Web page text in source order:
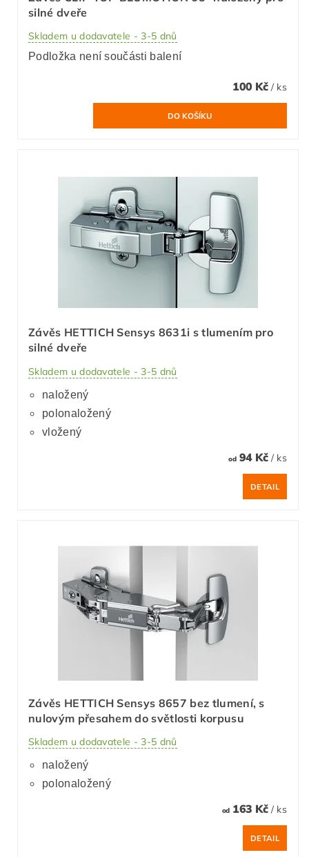
silné dveře
Skladem u dodavatele - 3-5 dnů
Podložka není součásti balení
100 Kč / ks
Závěs HETTICH Sensys 8631i s tlumením pro
silné dveře
Skladem u dodavatele - 3-5 dnů
naložený
polonaložený
vložený
od94 Kč / ks
DETAIL
Závěs HETTICH Sensys 8657 bez tlumení, s
nulovým přesahem do světlosti korpusu
Skladem u dodavatele - 3-5 dnů
naložený
polonaložený
od163 Kč / ks
DETAIL